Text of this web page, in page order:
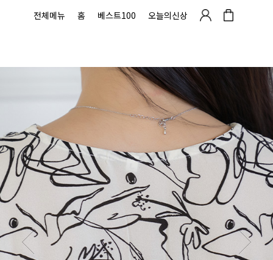
전체메뉴 홈 베스트100 오늘의신상